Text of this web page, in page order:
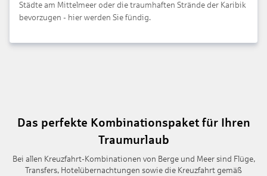
Städte am Mittelmeer oder die traumhaften Strände der Karibik
bevorzugen - hier werden Sie fündig.
Das perfekte Kombinationspaket für Ihren
Traumurlaub
Bei allen Kreuzfahrt-Kombinationen von Berge und Meer sind Flüge,
Transfers, Hotelübernachtungen sowie die Kreuzfahrt gemäß